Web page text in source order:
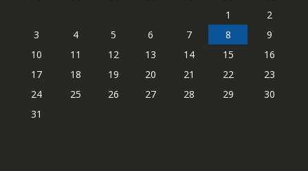
1
2
3
4 5 6 7 8
9
10
11 12 13 14 15
16
17
18 19 20 21 22
23
24
25 26 27 28 29
30
31